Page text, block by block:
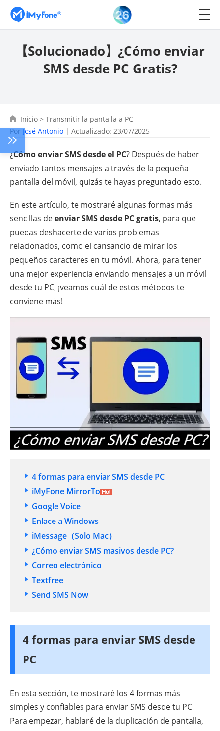
【Solucionado】¿Cómo enviar
SMS desde PC Gratis?
Inicio > Transmitir la pantalla a PC
PorJosé Antonio | Actualizado: 23/07/2025
¿Cómo enviar SMS desde el PC? Después de haber
enviado tantos mensajes a través de la pequeña
pantalla del móvil, quizás te hayas preguntado esto.
En este artículo, te mostraré algunas formas más
sencillas deenviar SMS desde PC gratis, para que
puedas deshacerte de varios problemas
relacionados, como el cansancio de mirar los
pequeños caracteres en tu móvil. Ahora, para tener
una mejor experiencia enviando mensajes a un móvil
desde tu PC, ¡veamos cuál de estos métodos te
conviene más!
4 formas para enviar SMS desde PC
iMyFone MirrorTo
Google Voice
Enlace a Windows
iMessage（Solo Mac）
¿Cómo enviar SMS masivos desde PC?
Correo electrónico
Textfree
Send SMS Now
4 formas para enviar SMS desde
PC
En esta sección, te mostraré los 4 formas más
simples y confiables para enviar SMS desde tu PC.
Para empezar, hablaré de la duplicación de pantalla,